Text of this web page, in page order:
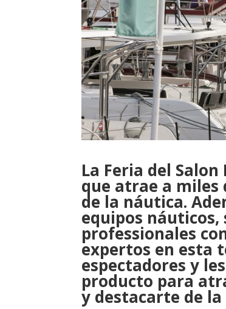
La Feria del
que atrae a
de la náutica.
equipos
professionales
expertos en esta
espectadores y
producto para
y destacarte de